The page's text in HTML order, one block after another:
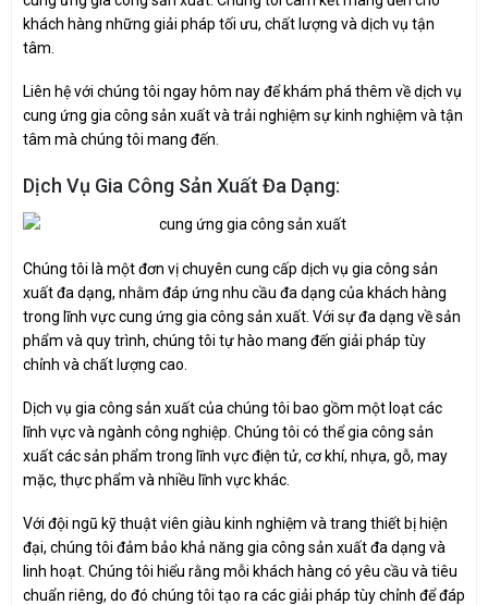
khách hàng những giải pháp tối ưu, chất lượng và dịch vụ tận
tâm.
Liên hệ với chúng tôi ngay hôm nay để khám phá thêm về dịch vụ
cung ứng gia công sản xuất và trải nghiệm sự kinh nghiệm và tận
tâm mà chúng tôi mang đến.
Dịch Vụ Gia Công Sản Xuất Đa Dạng:
Chúng tôi là một đơn vị chuyên cung cấp dịch vụ gia công sản
xuất đa dạng, nhằm đáp ứng nhu cầu đa dạng của khách hàng
trong lĩnh vực cung ứng gia công sản xuất. Với sự đa dạng về sản
phẩm và quy trình, chúng tôi tự hào mang đến giải pháp tùy
chỉnh và chất lượng cao.
Dịch vụ gia công sản xuất của chúng tôi bao gồm một loạt các
lĩnh vực và ngành công nghiệp. Chúng tôi có thể gia công sản
xuất các sản phẩm trong lĩnh vực điện tử, cơ khí, nhựa, gỗ, may
mặc, thực phẩm và nhiều lĩnh vực khác.
Với đội ngũ kỹ thuật viên giàu kinh nghiệm và trang thiết bị hiện
đại, chúng tôi đảm bảo khả năng gia công sản xuất đa dạng và
linh hoạt. Chúng tôi hiểu rằng mỗi khách hàng có yêu cầu và tiêu
chuẩn riêng, do đó chúng tôi tạo ra các giải pháp tùy chỉnh để đáp